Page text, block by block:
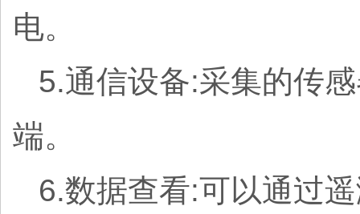
电。
5.通信设备:采集的传
端。
6.数据查看:可以通过